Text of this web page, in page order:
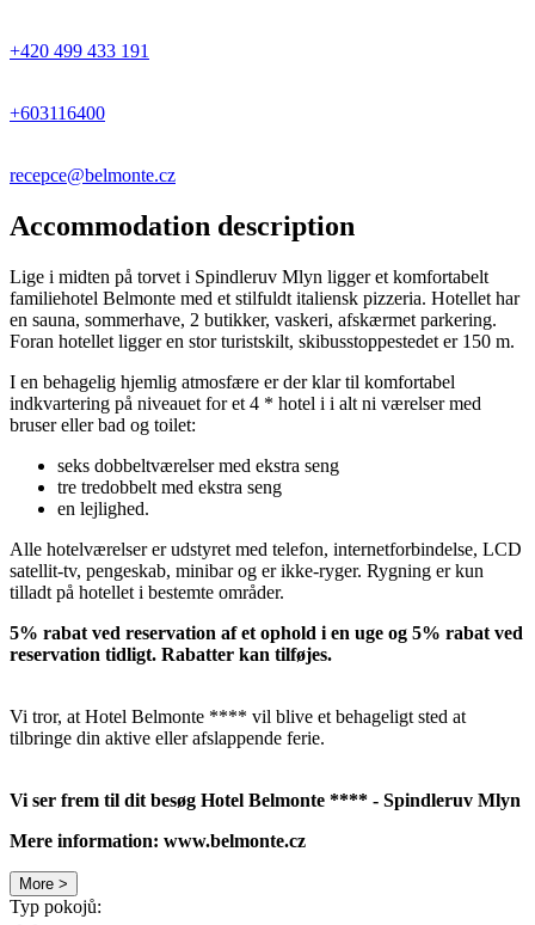
+420 499 433 191
+603116400
recepce@belmonte.cz
Accommodation description
Lige i midten på torvet i Spindleruv Mlyn ligger et komfortabelt
familiehotel Belmonte med et stilfuldt italiensk pizzeria. Hotellet har
en sauna, sommerhave, 2 butikker, vaskeri, afskærmet parkering.
Foran hotellet ligger en stor turistskilt, skibusstoppestedet er 150 m.
I en behagelig hjemlig atmosfære er der klar til komfortabel
indkvartering på niveauet for et 4 * hotel i i alt ni værelser med
bruser eller bad og toilet:
seks dobbeltværelser med ekstra seng
tre tredobbelt med ekstra seng
en lejlighed.
Alle hotelværelser er udstyret med telefon, internetforbindelse, LCD
satellit-tv, pengeskab, minibar og er ikke-ryger. Rygning er kun
tilladt på hotellet i bestemte områder.
5% rabat ved reservation af et ophold i en uge og 5% rabat ved
reservation tidligt. Rabatter kan tilføjes.
Vi tror, ​​at Hotel Belmonte **** vil blive et behageligt sted at
tilbringe din aktive eller afslappende ferie.
Vi ser frem til dit besøg Hotel Belmonte **** - Spindleruv Mlyn
Mere information: www.belmonte.cz
More >
Typ pokojů: